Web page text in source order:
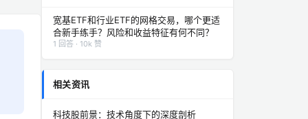
宽基ETF和行业ETF的网格交易，哪个更适
合新手练手？风险和收益特征有何不同？
1 回答 · 10k 赞
相关资讯
科技股前景：技术角度下的深度剖析